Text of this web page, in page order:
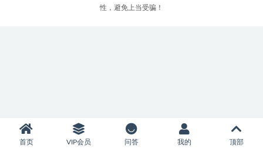
性，避免上当受骗！
首页 VIP会员 问答 我的 顶部